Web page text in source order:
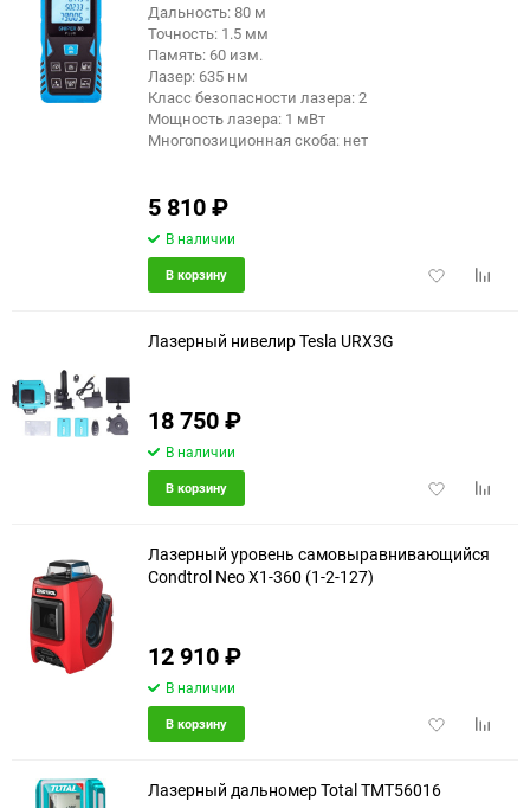
еще 9 фото
Дальность: 80 м
Точность: 1.5 мм
Память: 60 изм.
Лазер: 635 нм
Класс безопасности лазера: 2
Мощность лазера: 1 мВт
Многопозиционная скоба: нет
5 810₽
В наличии
Добавить
В корзину
еще 1 фото
Лазерный нивелир Tesla URX3G
18 750₽
В наличии
Добавить
В корзину
Лазерный уровень самовыравнивающийся
Condtrol Neo X1-360 (1-2-127)
12 910₽
В наличии
Добавить
В корзину
Лазерный дальномер Total TMT56016